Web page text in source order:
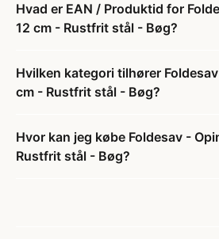
Hvad er EAN / Produktid for
12 cm - Rustfrit stål - Bøg?
Hvilken kategori tilhører
cm - Rustfrit stål - Bøg?
Hvor kan jeg købe Foldesav -
Rustfrit stål - Bøg?